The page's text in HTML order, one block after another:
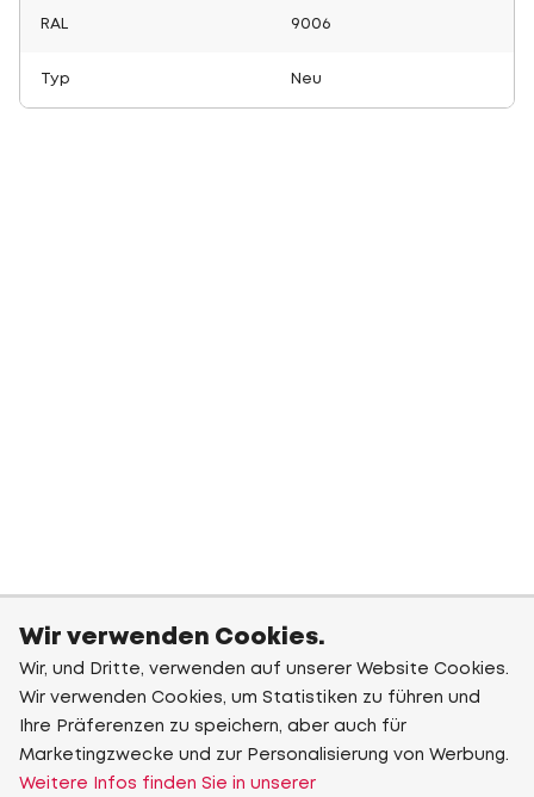
RAL 9006
Typ Neu
Wir verwenden Cookies.
Wir, und Dritte, verwenden auf unserer Website Cookies.
Wir verwenden Cookies, um Statistiken zu führen und
Ihre Präferenzen zu speichern, aber auch für
Marketingzwecke und zur Personalisierung von Werbung.
Weitere Infos finden Sie in unserer